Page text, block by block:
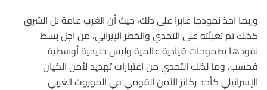
وربما اخذ نموذجا عابرا على ذلك، حيث أن الغرب عامة بل الشرق
كذلك تم تعبئته على التحدي والخطر الإيراني، من اجل بسط
نفوذها بطموحات قيادية عالمية وليس خليجية أوسطية
فحسب، وما لذلك التحدي من اعتبارات تهديد لأمن الكيان
الإسرائيلي كأحد ركائز الأمن القومي في الموروث الغربي